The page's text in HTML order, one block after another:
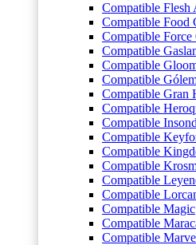
Compatible Flesh
Compatible Food
Compatible
Compatible
Compatible
Compatible
Compatible Gran
Compatible
Compatible
Compatible
Compatible
Compatible
Compatible
Compatible
Compatible Magic
Compatible
Compatible